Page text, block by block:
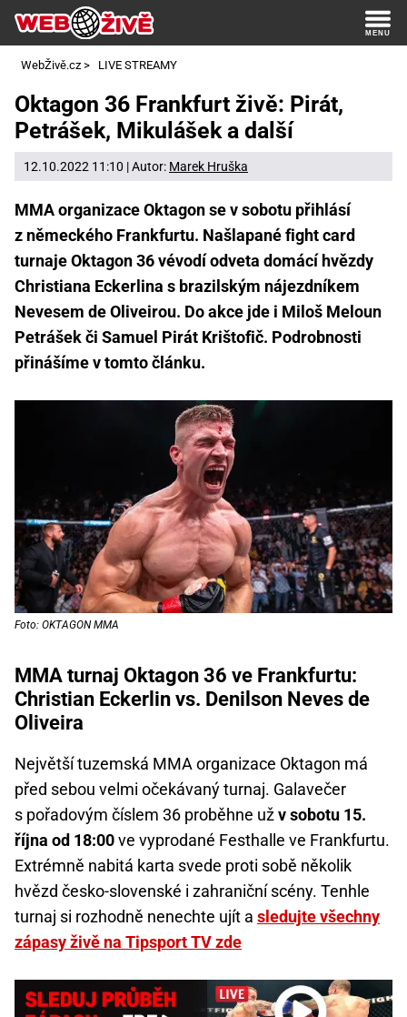
WebŽivě.cz > LIVE STREAMY
Oktagon 36 Frankfurt živě: Pirát,
Petrášek, Mikulášek a další
12.10.2022 11:10 | Autor: Marek Hruška
MMA organizace Oktagon se v sobotu přihlásí
z německého Frankfurtu. Našlapané fight card
turnaje Oktagon 36 vévodí odveta domácí hvězdy
Christiana Eckerlina s brazilským nájezdníkem
Nevesem de Oliveirou. Do akce jde i Miloš Meloun
Petrášek či Samuel Pirát Krištofič. Podrobnosti
přinášíme v tomto článku.
Foto: OKTAGON MMA
MMA turnaj Oktagon 36 ve Frankfurtu:
Christian Eckerlin vs. Denilson Neves de
Oliveira
Největší tuzemská MMA organizace Oktagon má
před sebou velmi očekávaný turnaj. Galavečer
s pořadovým číslem 36 proběhne užv sobotu 15.
října od 18:00ve vyprodané Festhalle ve Frankfurtu.
Extrémně nabitá karta svede proti sobě několik
hvězd česko-slovenské i zahraniční scény. Tenhle
turnaj si rozhodně nenechte ujít a sledujte všechny
zápasy živě na Tipsport TV zde